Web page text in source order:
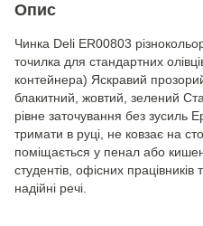
Опис
Чинка Deli ER00803
точилка для стандартних
контейнера) Яскравий
блакитний, жовтий, зелений
рівне заточування без
тримати в руці, не ковзає на
поміщається у пенал або
студентів, офісних працівників
надійні речі.